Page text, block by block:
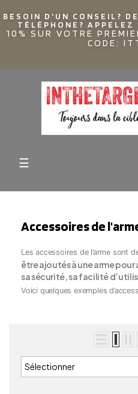
BESOIN D'UN CONSEIL?
TÉLÉPHONE?
10% SUR VOTRE
CODE:
Basculer
☰
Accessoires de
Les accessoires de l’arme sont
être ajoutés à une arme
sa sécurité, sa facilité
Voici quelques exemples
Sélectionner